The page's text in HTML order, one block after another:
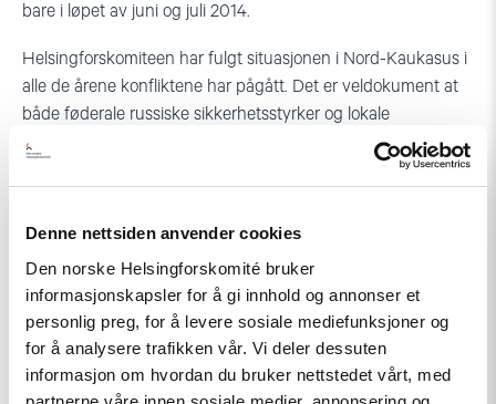
Denne nettsiden anvender cookies
Den norske Helsingforskomité bruker
informasjonskapsler for å gi innhold og annonser et
personlig preg, for å levere sosiale mediefunksjoner og
for å analysere trafikken vår. Vi deler dessuten
informasjon om hvordan du bruker nettstedet vårt, med
bare i løpet av juni og juli 2014.
Helsingforskomiteen har fulgt situasjonen i Nord-Kaukasus i
alle de årene konfliktene har pågått. Det er veldokument at
både føderale russiske sikkerhetsstyrker og lokale
myndigheter ofte velger brutale metoder for å bekjempe
opprørerne. En lang rekke dommer fra Den europeiske
og andre overgrep finner sted i stort omfang. Også
menneskerettighetene.
Myndighetene angriper familiemedlemmer til personer som
er mistenkt for å delta i opprøret og det er trusler mot,
arrestasjoner av og til og med drap på fredelige